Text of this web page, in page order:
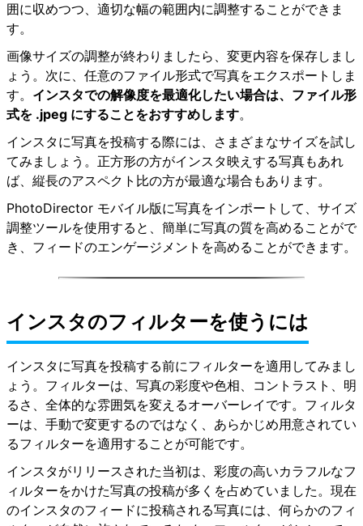
囲に収めつつ、適切な幅の範囲内に調整することができま
す。
画像サイズの調整が終わりましたら、変更内容を保存しまし
ょう。次に、任意のファイル形式で写真をエクスポートしま
す。 インスタでの解像度を最適化したい場合は、ファイル形
式を .jpeg にすることをおすすめします。
インスタに写真を投稿する際には、さまざまなサイズを試し
てみましょう。正方形の方がインスタ映えする写真もあれ
ば、縦長のアスペクト比の方が最適な場合もあります。
PhotoDirector モバイル版に写真をインポートして、サイズ
調整ツールを使用すると、簡単に写真の質を高めることがで
き、フィードのエンゲージメントを高めることができます。
インスタのフィルターを使うには
インスタに写真を投稿する前にフィルターを適用してみまし
ょう。フィルターは、写真の彩度や色相、コントラスト、明
るさ、全体的な雰囲気を変えるオーバーレイです。フィルタ
ーは、手動で変更するのではなく、あらかじめ用意されてい
るフィルターを適用することが可能です。
インスタがリリースされた当初は、彩度の高いカラフルなフ
ィルターをかけた写真の投稿が多くを占めていました。現在
のインスタのフィードに投稿される写真には、何らかのフィ